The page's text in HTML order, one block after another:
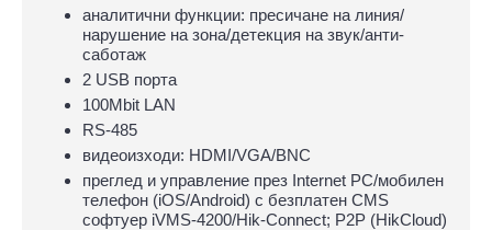
аналитични функции: пресичане на линия/
нарушение на зона/детекция на звук/анти-
саботаж
2 USB порта
100Mbit LAN
RS-485
видеоизходи: HDMI/VGA/BNC
преглед и управление през Internet PC/мобилен
телефон (iOS/Android) с безплатен CMS
софтуер iVMS-4200/Hik-Connect; P2P (HikCloud)